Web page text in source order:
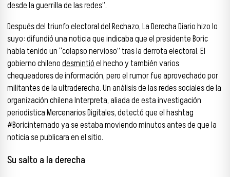
desde la guerrilla de las redes”.
Después del triunfo electoral del Rechazo, La Derecha Diario hizo lo
suyo: difundió una noticia que indicaba que el presidente Boric
había tenido un “colapso nervioso” tras la derrota electoral. El
gobierno chilenodesmintióel hecho y también varios
chequeadores de información, pero el rumor fue aprovechado por
militantes de la ultraderecha. Un análisis de las redes sociales de la
organización chilena Interpreta, aliada de esta investigación
periodística Mercenarios Digitales, detectó que el hashtag
#Boricinternado ya se estaba moviendo minutos antes de que la
noticia se publicara en el sitio.
Su salto a la derecha